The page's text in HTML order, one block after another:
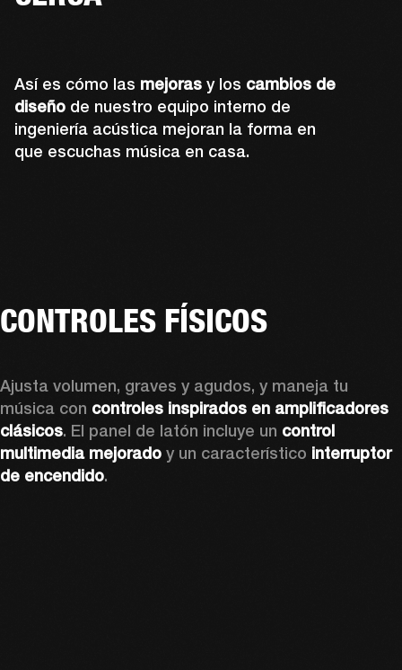
Así es cómo las mejoras y los cambios de
diseño de nuestro equipo interno de
ingeniería acústica mejoran la forma en
que escuchas música en casa.
CONTROLES FÍSICOS
Ajusta volumen, graves y agudos, y maneja tu
música con controles inspirados en amplificadores
clásicos. El panel de latón incluye un control
multimedia mejorado y un característico interruptor
de encendido.